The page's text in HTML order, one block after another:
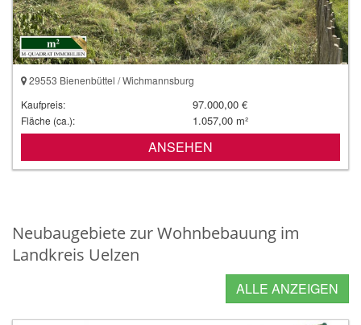
29553 Bienenbüttel / Wichmannsburg
Kaufpreis:
97.000,00 €
Fläche (ca.): 1.057,00 m²
ANSEHEN
Neubaugebiete zur Wohnbebauung im
Landkreis Uelzen
ALLE ANZEIGEN